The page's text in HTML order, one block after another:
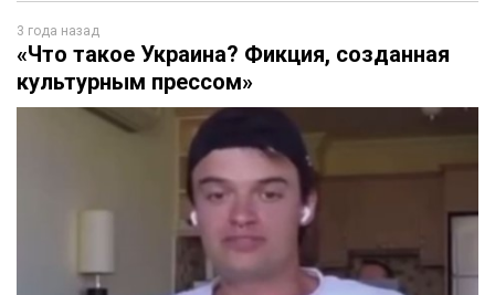
3 года назад
«Что такое Украина? Фикция, созданная
культурным прессом»